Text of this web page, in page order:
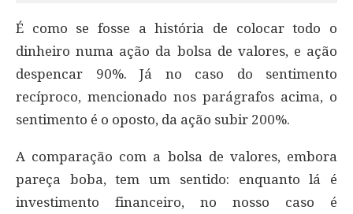
É como se fosse a história de colocar todo o
dinheiro numa ação da bolsa de valores, e ação
despencar 90%. Já no caso do sentimento
recíproco, mencionado nos parágrafos acima, o
sentimento é o oposto, da ação subir 200%.
A comparação com a bolsa de valores, embora
pareça boba, tem um sentido: enquanto lá é
investimento financeiro, no nosso caso é